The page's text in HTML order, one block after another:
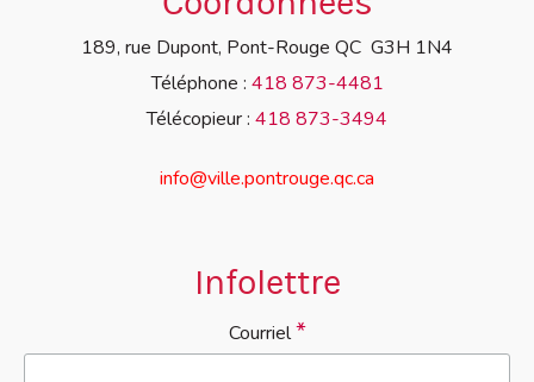
189, rue Dupont, Pont-Rouge QC G3H 1N4
Téléphone : 418 873-4481
Télécopieur : 418 873-3494
info@ville.pontrouge.qc.ca
Infolettre
Courriel*